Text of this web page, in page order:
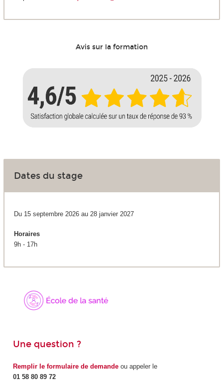
Avis sur la formation
Dates du stage
Du 15 septembre 2026 au 28 janvier 2027
Horaires
9h - 17h
Une question ?
Remplir le formulaire de demandeou appeler le
01 58 80 89 72